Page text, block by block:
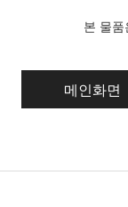
본 물
메인화면